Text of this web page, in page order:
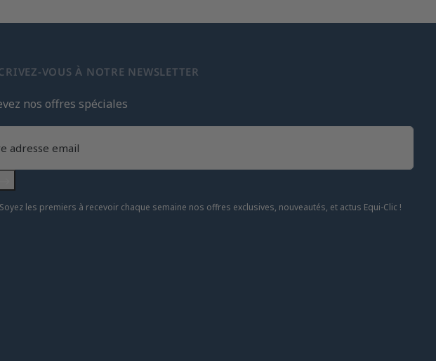
VOUS À NOTRE NEWSLETTER
nos offres spéciales
Soyez les premiers à recevoir chaque semaine nos offres exclusives, nouveautés, et actus Equi-Clic !